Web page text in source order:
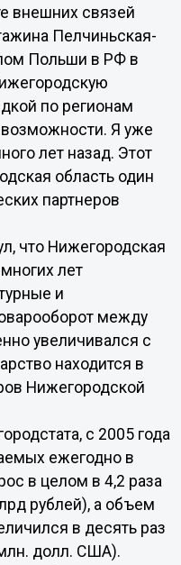
внешних связей
Пелчиньская-
Польши в РФ в
по регионам
возможности. Я уже
лет назад. Этот
область один
партнеров
что Нижегородская
лет
и
между
увеличивался с
находится в
Нижегородской
с 2005 года
ежегодно в
в целом в 4,2 раза
рублей), а объем
в десять раз
долл. США).